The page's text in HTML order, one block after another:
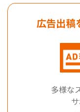
広告出稿
多様な